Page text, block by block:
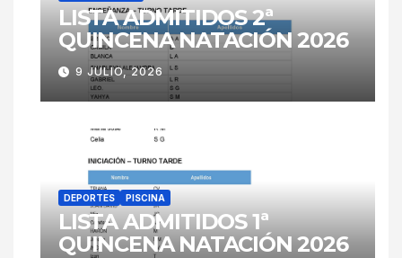
LISTA ADMITIDOS 2ª
QUINCENA NATACIÓN 2026
9 JULIO, 2026
DEPORTES PISCINA
LISTA ADMITIDOS 1ª
QUINCENA NATACIÓN 2026